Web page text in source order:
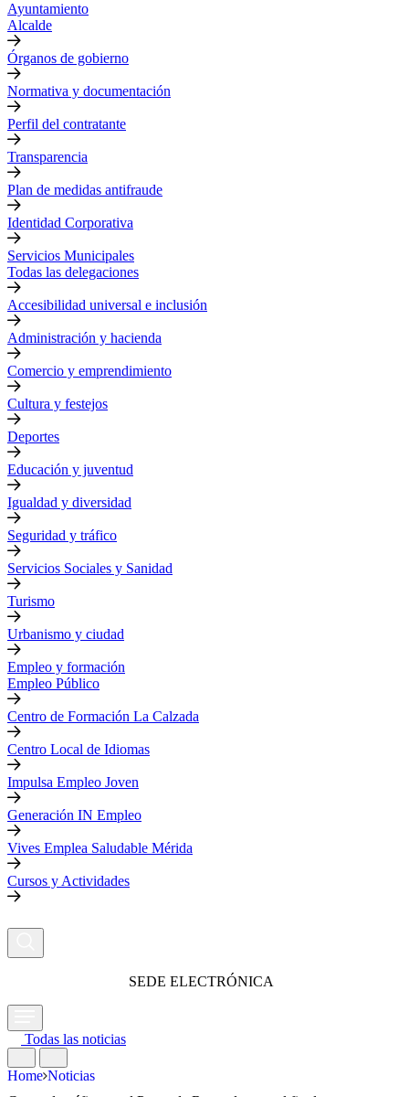
Ayuntamiento
Alcalde
Órganos de gobierno
Normativa y documentación
Perfil del contratante
Transparencia
Plan de medidas antifraude
Identidad Corporativa
Servicios Municipales
Todas las delegaciones
Accesibilidad universal e inclusión
Administración y hacienda
Comercio y emprendimiento
Cultura y festejos
Deportes
Educación y juventud
Igualdad y diversidad
Seguridad y tráfico
Servicios Sociales y Sanidad
Turismo
Urbanismo y ciudad
Empleo y formación
Empleo Público
Centro de Formación La Calzada
Centro Local de Idiomas
Impulsa Empleo Joven
Generación IN Empleo
Vives Emplea Saludable Mérida
Cursos y Actividades
SEDE ELECTRÓNICA
Todas las noticias
Home Noticias